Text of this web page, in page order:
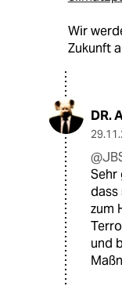
Wir
Zukunft
DR.
Sehr
dass
zum
und